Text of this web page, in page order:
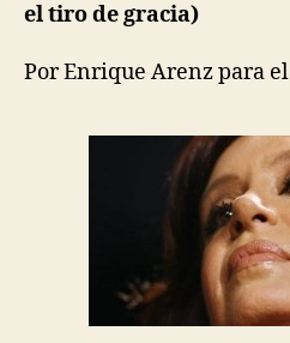
el tiro de gracia)
PorEnrique Arenzpara el